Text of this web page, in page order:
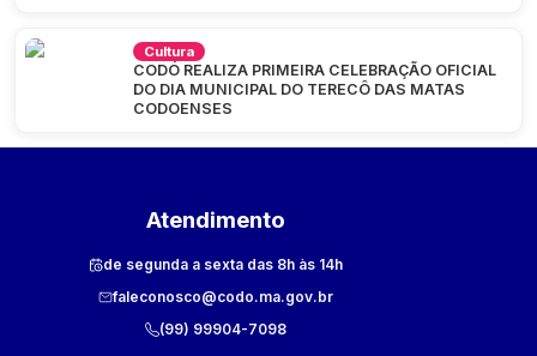
Cultura
CODÓ REALIZA PRIMEIRA CELEBRAÇÃO OFICIAL
DO DIA MUNICIPAL DO TERECÔ DAS MATAS
CODOENSES
Atendimento
de segunda a sexta das 8h às 14h
faleconosco@codo.ma.gov.br
(99) 99904-7098